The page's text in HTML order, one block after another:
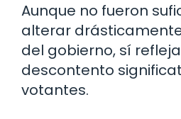
Aunque no fueron
alterar
del gobierno, sí
descontento
votantes.